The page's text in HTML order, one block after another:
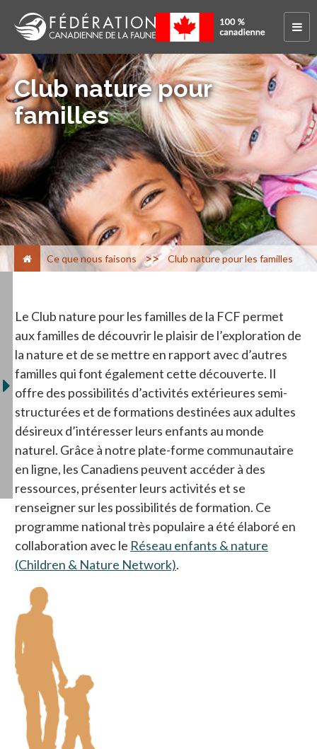
Club nature pour
familles
Ce que nous faisons > Club nature pour les familles
Le Club nature pour les familles de la FCF permet
aux familles de découvrir le plaisir de l’exploration de
la nature et de se mettre en rapport avec d’autres
familles qui font également cette découverte. Il
offre des possibilités d’activités extérieures semi-
structurées et de formations destinées aux adultes
désireux d’intéresser leurs enfants au monde
naturel. Grâce à notre plate-forme communautaire
en ligne, les Canadiens peuvent accéder à des
ressources, présenter leurs activités et se
renseigner sur les possibilités de formation. Ce
programme national très populaire a été élaboré en
collaboration avec le Réseau enfants & nature
(Children & Nature Network)s’ouvre dans un nouvel
.